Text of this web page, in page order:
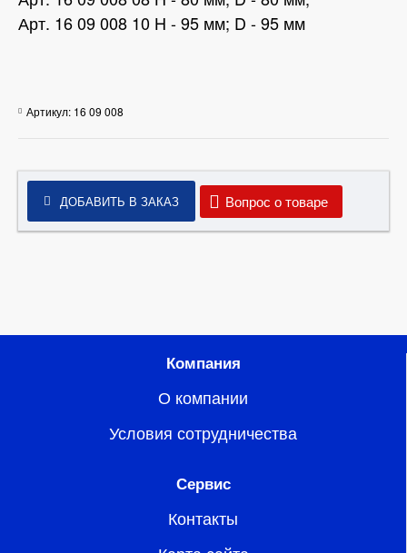
Арт. 16 09 008 10 H - 95 мм; D - 95 мм
Артикул: 16 09 008
ДОБАВИТЬ В ЗАКАЗ Вопрос о товаре
Компания
О компании
Условия сотрудничества
Сервис
Контакты